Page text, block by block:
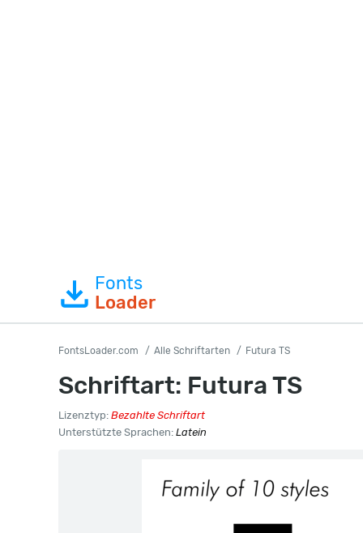
Fonts
Loader
FontsLoader.com Alle Schriftarten Futura TS
Schriftart: Futura TS
Lizenztyp: Bezahlte Schriftart
Unterstützte Sprachen: Latein